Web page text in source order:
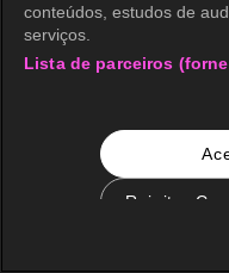
conteúdos, estudos de
serviços.
Lista de parceiros
Rejeitar